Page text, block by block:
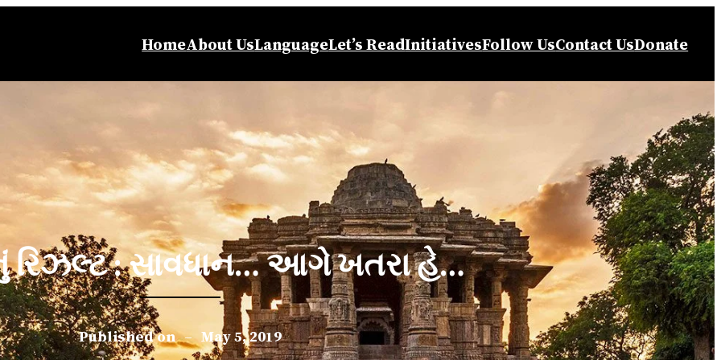
HomeAbout UsLanguageLet’s ReadInitiativesFollow UsContact UsDonate
રિઝલ્ટ : સાવધાન… આગે ખતરા હે…
Published on – May 5, 2019